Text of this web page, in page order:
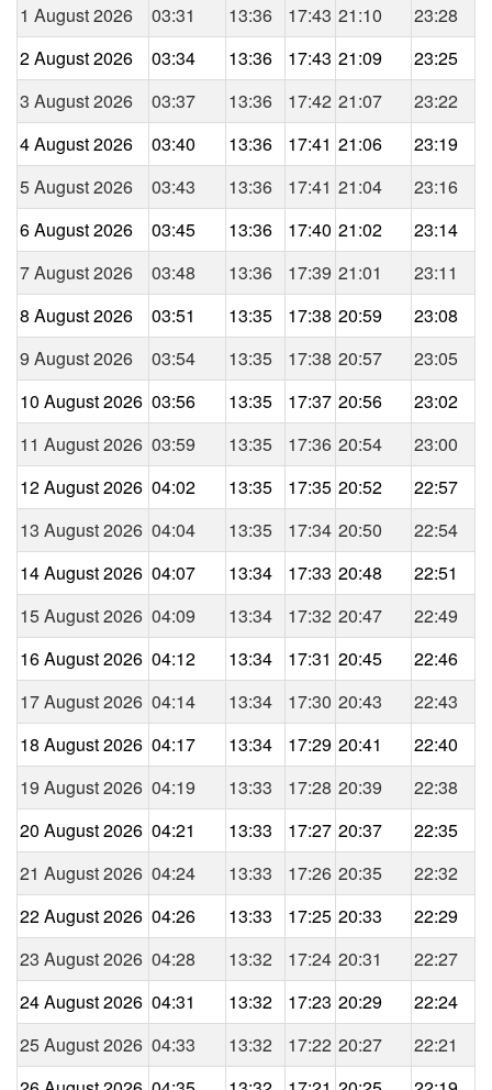
1 August 2026
03:31 13:36 17:43 21:10
23:28
2 August 2026
03:34 13:36 17:43 21:09
23:25
3 August 2026
03:37 13:36 17:42 21:07
23:22
4 August 2026
03:40 13:36 17:41 21:06
23:19
5 August 2026
03:43 13:36 17:41 21:04
23:16
6 August 2026
03:45 13:36 17:40 21:02
23:14
7 August 2026
03:48 13:36 17:39 21:01
23:11
8 August 2026
03:51 13:35 17:38 20:59
23:08
9 August 2026
03:54 13:35 17:38 20:57
23:05
10 August 2026 03:56 13:35 17:37 20:56
23:02
11 August 2026 03:59 13:35 17:36 20:54
23:00
12 August 2026 04:02 13:35 17:35 20:52
22:57
13 August 2026 04:04 13:35 17:34 20:50
22:54
14 August 2026 04:07 13:34 17:33 20:48
22:51
15 August 2026 04:09 13:34 17:32 20:47
22:49
16 August 2026 04:12 13:34 17:31 20:45
22:46
17 August 2026 04:14 13:34 17:30 20:43
22:43
18 August 2026 04:17 13:34 17:29 20:41
22:40
19 August 2026 04:19 13:33 17:28 20:39
22:38
20 August 2026 04:21 13:33 17:27 20:37
22:35
21 August 2026 04:24 13:33 17:26 20:35
22:32
22 August 2026 04:26 13:33 17:25 20:33
22:29
23 August 2026 04:28 13:32 17:24 20:31
22:27
24 August 2026 04:31 13:32 17:23 20:29
22:24
25 August 2026 04:33 13:32 17:22 20:27
22:21